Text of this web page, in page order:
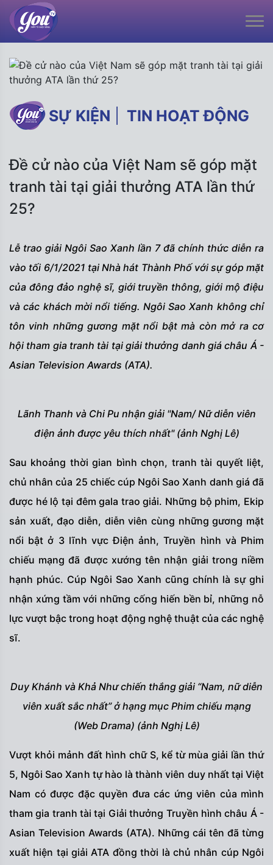
SỰ KIỆN TIN HOẠT ĐỘNG
Đề cử nào của Việt Nam sẽ góp mặt
tranh tài tại giải thưởng ATA lần thứ
25?
Lễ trao giải Ngôi Sao Xanh lần 7 đã chính thức diễn ra
vào tối 6/1/2021 tại Nhà hát Thành Phố với sự góp mặt
của đông đảo nghệ sĩ, giới truyền thông, giới mộ điệu
và các khách mời nổi tiếng. Ngôi Sao Xanh không chỉ
tôn vinh những gương mặt nổi bật mà còn mở ra cơ
hội tham gia tranh tài tại giải thưởng danh giá châu Á -
Asian Television Awards (ATA).
Lãnh Thanh và Chi Pu nhận giải "Nam/ Nữ diễn viên
điện ảnh được yêu thích nhất" (ảnh Nghị Lê)
Sau khoảng thời gian bình chọn, tranh tài quyết liệt,
chủ nhân của 25 chiếc cúp Ngôi Sao Xanh danh giá đã
được hé lộ tại đêm gala trao giải. Những bộ phim, Ekip
sản xuất, đạo diễn, diễn viên cùng những gương mặt
nổi bật ở 3 lĩnh vực Điện ảnh, Truyền hình và Phim
chiếu mạng đã được xướng tên nhận giải trong niềm
hạnh phúc. Cúp Ngôi Sao Xanh cũng chính là sự ghi
nhận xứng tầm với những cống hiến bền bỉ, những nỗ
lực vượt bậc trong hoạt động nghệ thuật của các nghệ
sĩ.
Duy Khánh và Khả Như chiến thắng giải “Nam, nữ diễn
viên xuất sắc nhất” ở hạng mục Phim chiếu mạng
(Web Drama) (ảnh Nghị Lê)
Vượt khỏi mảnh đất hình chữ S, kể từ mùa giải lần thứ
5, Ngôi Sao Xanh tự hào là thành viên duy nhất tại Việt
Nam có được đặc quyền đưa các ứng viên của mình
tham gia tranh tài tại Giải thưởng Truyền hình châu Á -
Asian Television Awards (ATA). Những cái tên đã từng
xuất hiện tại giải ATA đồng thời là chủ nhân cúp Ngôi